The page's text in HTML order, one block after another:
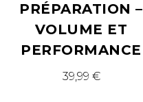
PRÉPARATION –
VOLUME ET
PERFORMANCE
39,99 €